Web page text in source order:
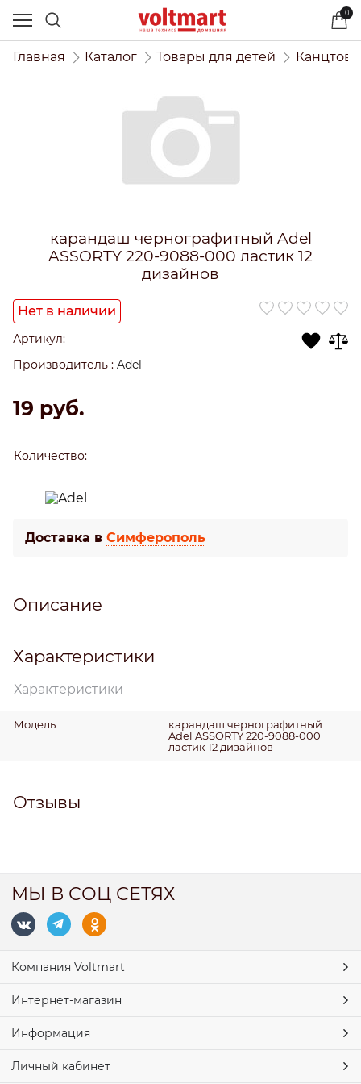
0
Главная Каталог Товары для детей
карандаш чернографитный Adel
ASSORTY 220-9088-000 ластик 12
дизайнов
Нет в наличии
Артикул:
Производитель : Adel
19 руб.
Количество:
Доставка в Симферополь
Описание
Характеристики
Характеристики
Модель
карандаш чернографитный
Adel ASSORTY 220-9088-000
ластик 12 дизайнов
Отзывы
МЫ В СОЦ СЕТЯХ
Компания Voltmart
Интернет-магазин
Информация
Личный кабинет